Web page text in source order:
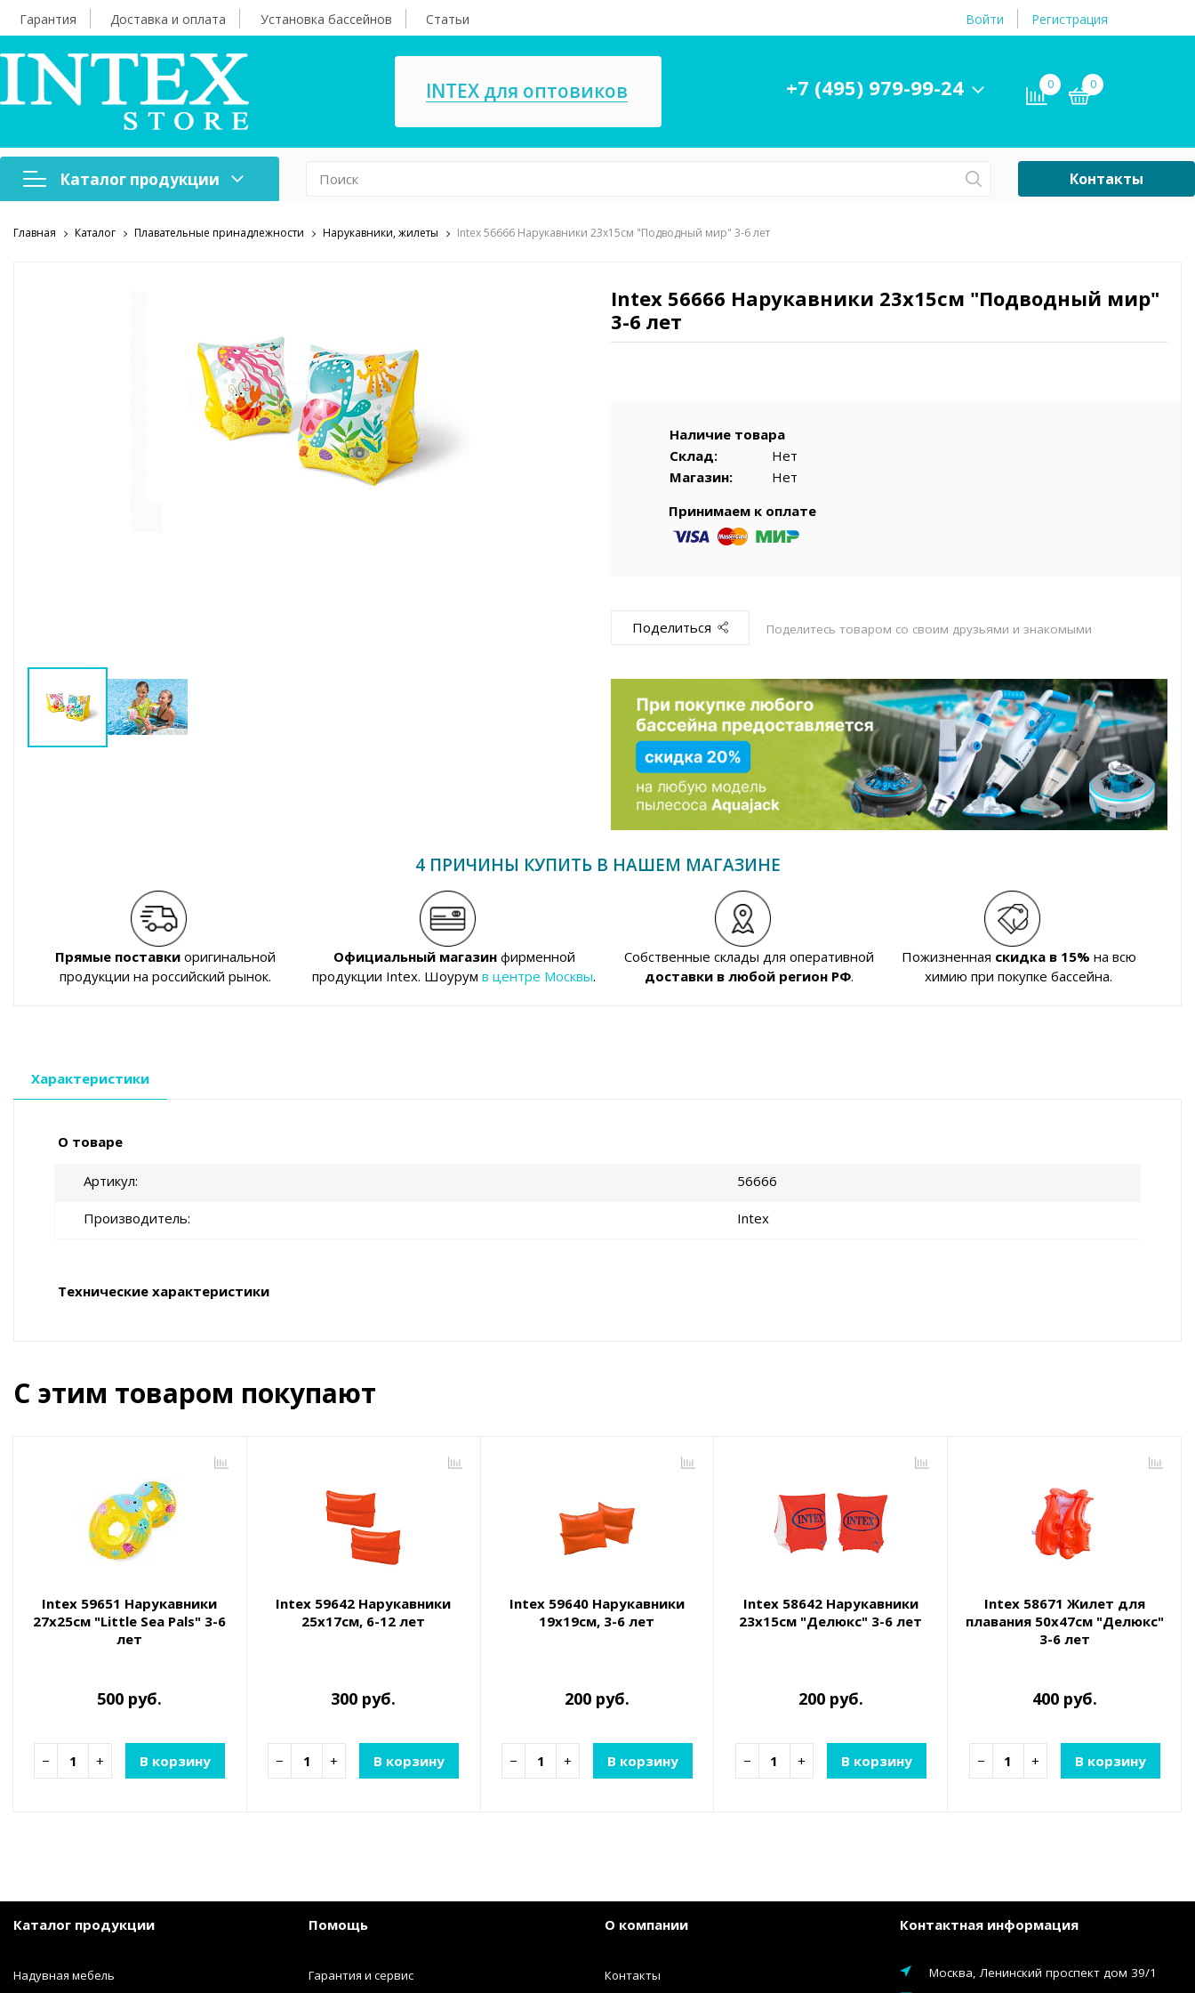
Гарантия Доставка и оплата Установка бассейнов Статьи Войти Регистрация
INTEX для оптовиков +7 (495) 979-99-24 0 0
Каталог продукции
Надувная мебель Насосы, ремкомплекты СПА
игрушки
принадлежности
Запчасти для бассейнов
Воздушные насосы Ремкомплекты
Контакты
Главная Каталог Плавательные принадлежности Нарукавники, жилеты Intex 56666 Нарукавники 23х15см "Подводный мир" 3-6 лет
Intex 56666 Нарукавники 23х15см "Подводный мир"
3-6 лет
Наличие товара
Склад:
Нет
Магазин:
Нет
Принимаем к оплате
Поделиться Поделитесь товаром со своим друзьями и знакомыми
4 ПРИЧИНЫ КУПИТЬ В НАШЕМ МАГАЗИНЕ
Прямые поставкиоригинальной
продукции на российский рынок.
Официальный магазинфирменной
продукции Intex. Шоурумв центре Москвы.
Собственные склады для оперативной
доставки в любой регион РФ.
Пожизненная скидка в 15% на всю
химию при покупке бассейна.
Характеристики
О товаре
Артикул 56666
Производитель Intex
Технические характеристики
С этим товаром покупают
Intex 59651 Нарукавники
27х25см "Little Sea Pals" 3-6
лет
500 руб.
− + В корзину
Intex 59642 Нарукавники
25х17см, 6-12 лет
300 руб.
− + В корзину
Intex 59640 Нарукавники
19х19см, 3-6 лет
200 руб.
− + В корзину
Intex 58642 Нарукавники
23х15см "Делюкс" 3-6 лет
200 руб.
− + В корзину
Intex 58671 Жилет для
плавания 50х47см "Делюкс"
3-6 лет
400 руб.
− + В корзину
Каталог продукции
Надувная мебель
Помощь
Гарантия и сервис
О компании
Контакты
Контактная информация
Москва, Ленинский проспект дом 39/1